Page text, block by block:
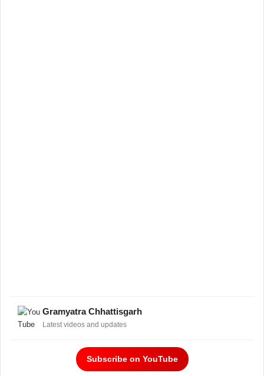
Gramyatra Chhattisgarh
Latest videos and updates
Subscribe on YouTube